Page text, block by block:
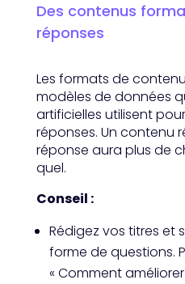
Des contenus
réponses
Les formats de
modèles de données
artificielles utilisent
réponses. Un contenu
réponse aura plus de
quel.
Conseil :
Rédigez vos titres et
forme de questions.
« Comment